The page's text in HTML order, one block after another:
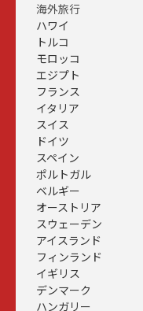
海外旅行
ハワイ
トルコ
モロッコ
エジプト
フランス
イタリア
スイス
ドイツ
スペイン
ポルトガル
ベルギー
オーストリア
スウェーデン
アイスランド
フィンランド
イギリス
デンマーク
ハンガリー